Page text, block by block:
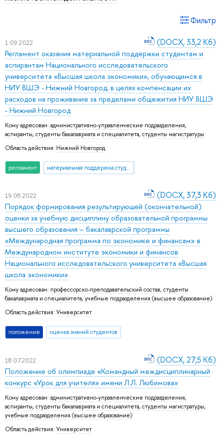
Фильтр
1.09.2022
Регламент оказания материальной поддержки студентам и
аспирантам Национального исследовательского
университета «Высшая школа экономики», обучающимся в
НИУ ВШЭ - Нижний Новгород, в целях компенсации их
расходов на проживание за пределами общежития НИУ ВШЭ
- Нижний Новгород
Кому адресован: административно-управленческие подразделения,
аспиранты, студенты бакалавриата и специалитета, студенты магистратуры
Область действия: Нижний Новгород
регламент материальная поддержка студентов НИУ ВШЭ
(DOCX, 33,2 Кб)
19.08.2022
Порядок формирования результирующей (окончательной)
оценки за учебную дисциплину образовательной программы
высшего образования – бакалаврской программы
«Международная программа по экономике и финансам» в
Международном институте экономики и финансов
Национального исследовательского университета «Высшая
школа экономики»
Кому адресован: профессорско-преподавательский состав, студенты
бакалавриата и специалитета, учебные подразделения (высшее образование)
Область действия: Университет
положение оценка знаний студентов
(DOCX, 37,3 Кб)
18.07.2022
Положение об олимпиаде «Командный междисциплинарный
конкурс «Урок для учителя» имени Л.Л. Любимова»
Кому адресован: административно-управленческие подразделения,
аспиранты, студенты бакалавриата и специалитета, студенты магистратуры,
учебные подразделения (высшее образование)
Область действия: Университет
(DOCX, 27,5 Кб)